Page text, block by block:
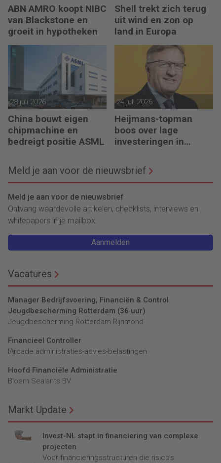
ABN AMRO koopt NIBC
van Blackstone en
groeit in hypotheken
Shell trekt zich terug
uit wind en zon op
land in Europa
28 juli 2026
China bouwt eigen
chipmachine en
bedreigt positie ASML
24 juli 2026
Heijmans-topman
boos over lage
investeringen in
Meld je aan voor de nieuwsbrief
Meld je aan voor de nieuwsbrief
Ontvang waardevolle artikelen, checklists, interviews en
whitepapers in je mailbox.
Aanmelden
Vacatures
Manager Bedrijfsvoering, Financiën & Control
Jeugdbescherming Rotterdam (36 uur)
Jeugdbescherming Rotterdam Rijnmond
Financieel Controller
lArcade administraties-advies-belastingen
Hoofd Financiële Administratie
Bloem Sealants BV
Markt Update
Invest-NL stapt in financiering van complexe
projecten
Voor financieringsstructuren die risico’s